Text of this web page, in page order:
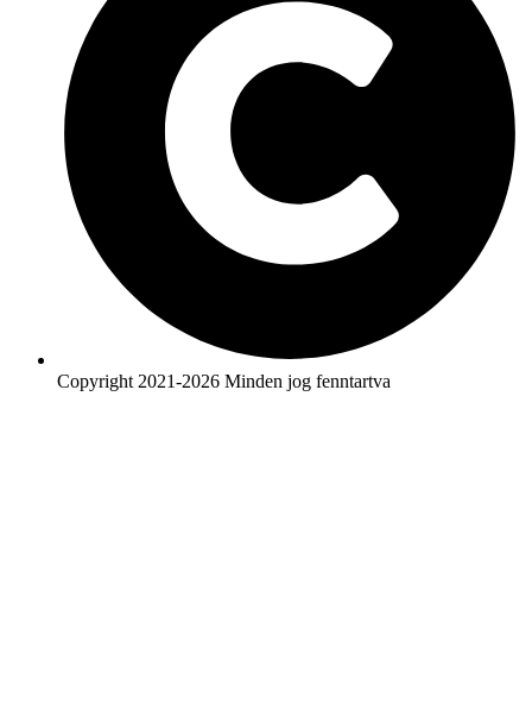
Copyright 2021-2026 Minden jog fenntartva